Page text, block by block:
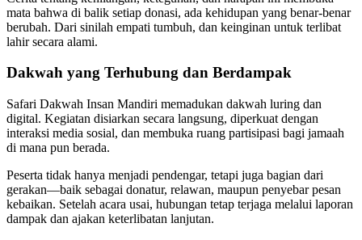
mata bahwa di balik setiap donasi, ada kehidupan yang benar-benar
berubah. Dari sinilah empati tumbuh, dan keinginan untuk terlibat
lahir secara alami.
Dakwah yang Terhubung dan Berdampak
Safari Dakwah Insan Mandiri memadukan dakwah luring dan
digital. Kegiatan disiarkan secara langsung, diperkuat dengan
interaksi media sosial, dan membuka ruang partisipasi bagi jamaah
di mana pun berada.
Peserta tidak hanya menjadi pendengar, tetapi juga bagian dari
gerakan—baik sebagai donatur, relawan, maupun penyebar pesan
kebaikan. Setelah acara usai, hubungan tetap terjaga melalui laporan
dampak dan ajakan keterlibatan lanjutan.